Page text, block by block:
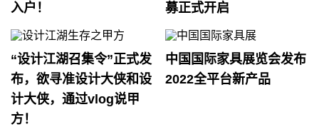
入户！
募正式开启
“设计江湖召集令”正式发
布，欲寻准设计大侠和设
计大侠，通过vlog说甲
方！
中国国际家具展览会发布
2022全平台新产品